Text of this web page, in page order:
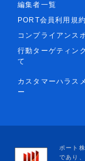
編集者一覧
PORT会員利用規約
コンプライアンス
行動ターゲティン
て
カスタマーハラス
ー